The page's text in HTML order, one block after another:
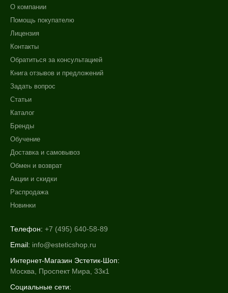
Область применения
Декольте
Объём
Алоэ
Витамин А
Миндальная кислота
О компании
Помощь покупателю
Лицензия
Контакты
Обратиться за консультацией
Книга отзывов и предложений
Задать вопрос
Статьи
Каталог
Бренды
Обучение
Доставка и самовывоз
Обмен и возврат
Акции и скидки
Распродажа
Новинки
Телефон: +7 (495) 640-58-89
Email: info@esteticshop.ru
Интернет-Магазин Эстетик-Шоп:
Москва, Проспект Мира, 33к1
Социальные сети: